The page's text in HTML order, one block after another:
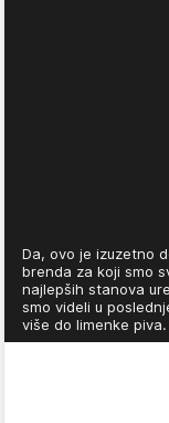
Da, ovo je izuzetno
brenda za koji smo
najlepših stanova
smo videli u
više do limenke piva.